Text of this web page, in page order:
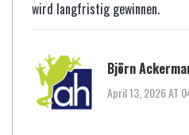
wird langfristig gewinnen.
Björn
April 13, 2026 AT